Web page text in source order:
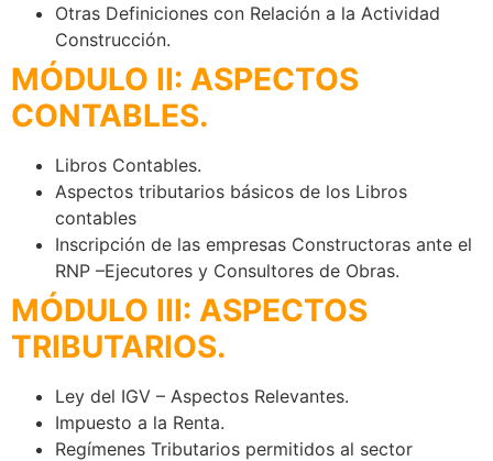
Otras Definiciones con Relación a la Actividad
Construcción.
MÓDULO II: ASPECTOS
CONTABLES.
Libros Contables.
Aspectos tributarios básicos de los Libros
contables
Inscripción de las empresas Constructoras ante el
RNP –Ejecutores y Consultores de Obras.
MÓDULO III: ASPECTOS
TRIBUTARIOS.
Ley del IGV – Aspectos Relevantes.
Impuesto a la Renta.
Regímenes Tributarios permitidos al sector